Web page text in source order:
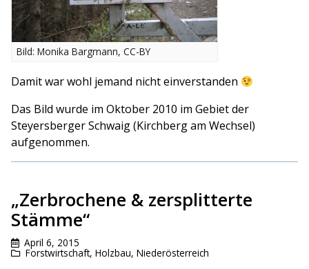
Bild: Monika Bargmann, CC-BY
Damit war wohl jemand nicht einverstanden
Das Bild wurde im Oktober 2010 im Gebiet der
Steyersberger Schwaig (Kirchberg am Wechsel)
aufgenommen.
„Zerbrochene & zersplitterte
Stämme“
April 6, 2015
Forstwirtschaft, Holzbau, Niederösterreich